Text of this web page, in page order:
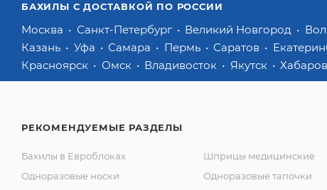
БАХИЛЫ С ДОСТАВКОЙ ПО РОССИИ
Москва Санкт-Петербург Великий Новгород
Казань
Уфа Самара Пермь Саратов
Красноярск
Омск Владивосток Якутск
РЕКОМЕНДУЕМЫЕ РАЗДЕЛЫ
Бахилы в Евроблоках
Одноразовые носки
Шприцы медицинские
Одноразовые тапочки